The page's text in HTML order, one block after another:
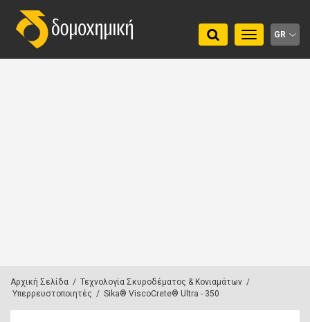
Toggle
navigation
GR
Αρχική Σελίδα / Τεχνολογία Σκυροδέματος & Κονιαμάτων /
Υπερρευστοποιητές / Sika® ViscoCrete® Ultra - 350